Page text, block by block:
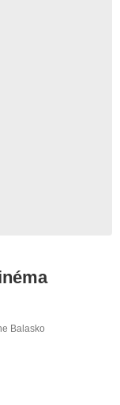
Balasko